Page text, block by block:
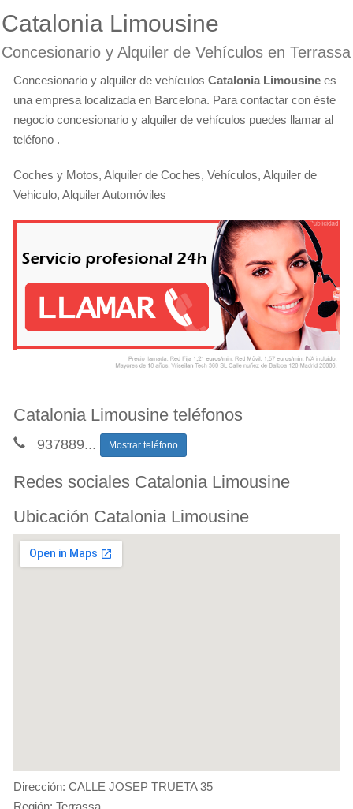
Catalonia Limousine
Concesionario y Alquiler de Vehículos en Terrassa
Concesionario y alquiler de vehículos Catalonia Limousine es
una empresa localizada en Barcelona. Para contactar con éste
negocio concesionario y alquiler de vehículos puedes llamar al
teléfono .
Coches y Motos, Alquiler de Coches, Vehículos, Alquiler de
Vehiculo, Alquiler Automóviles
Catalonia Limousine teléfonos
937889... Mostrar teléfono
Redes sociales Catalonia Limousine
Ubicación Catalonia Limousine
Dirección: CALLE JOSEP TRUETA 35
Región: Terrassa